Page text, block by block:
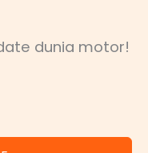
dunia motor!